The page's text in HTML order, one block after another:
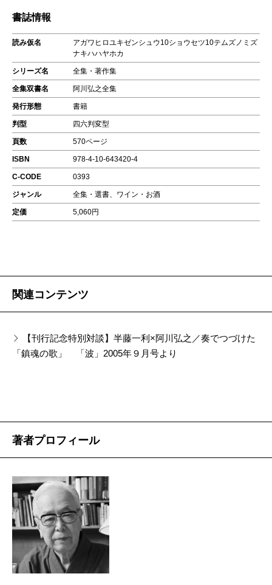
書誌情報
読み仮名
アガワヒロユキゼンシュウ10ショウセツ10テムズノミズ
ナキハハヤホカ
シリーズ名 全集・著作集
全集双書名 阿川弘之全集
発行形態 書籍
判型 四六判変型
頁数 570ページ
ISBN 978-4-10-643420-4
C-CODE 0393
ジャンル 全集・選書、ワイン・お酒
定価 5,060円
関連コンテンツ
【刊行記念特別対談】半藤一利×阿川弘之／奏でつづけた
「鎮魂の歌」 「波」2005年９月号より
著者プロフィール